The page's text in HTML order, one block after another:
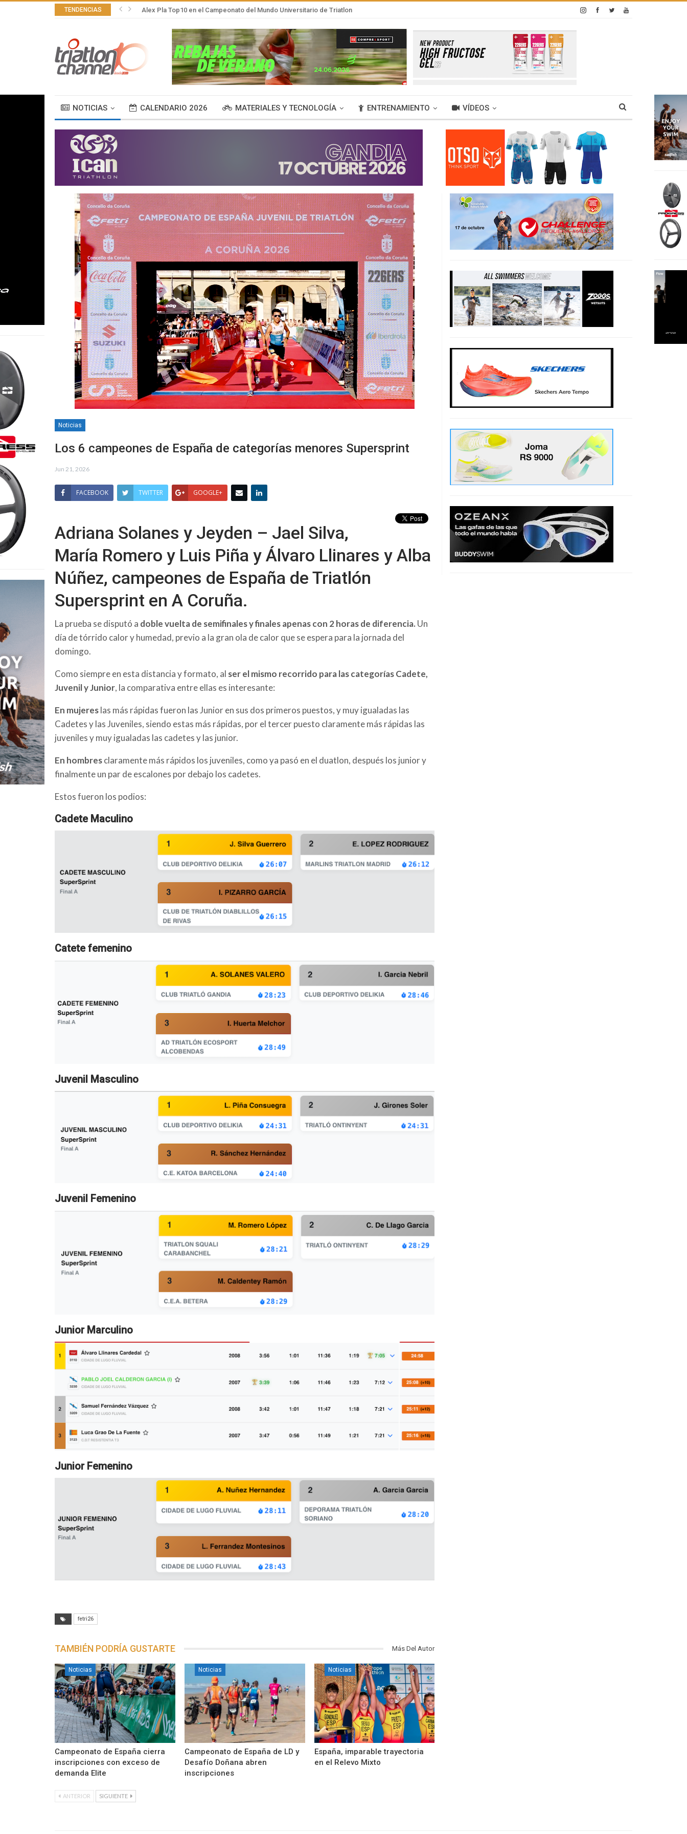
TENDENCIAS Alex Pla Top10 en el Campeonato del Mundo Universitario de Triatlon
NOTICIAS CALENDARIO 2026 MATERIALES Y TECNOLOGÍA ENTRENAMIENTO VÍDEOS
Noticias
Los 6 campeones de España de categorías menores Supersprint
Jun 21, 2026
FACEBOOK TWITTER GOOGLE+
Adriana Solanes y Jeyden – Jael Silva,
María Romero y Luis Piña y Álvaro Llinares y Alba
Núñez, campeones de España de Triatlón
Supersprint en A Coruña.
La prueba se disputó a doble vuelta de semifinales y finales apenas con 2 horas de diferencia. Un
día de tórrido calor y humedad, previo a la gran ola de calor que se espera para la jornada del
domingo.
Como siempre en esta distancia y formato, al ser el mismo recorrido para las categorías Cadete,
Juvenil y Junior, la comparativa entre ellas es interesante:
En mujereslas más rápidas fueron las Junior en sus dos primeros puestos, y muy igualadas las
Cadetes y las Juveniles, siendo estas más rápidas, por el tercer puesto claramente más rápidas las
juveniles y muy igualadas las cadetes y las junior.
En hombresclaramente más rápidos los juveniles, como ya pasó en el duatlon, después los junior y
finalmente un par de escalones por debajo los cadetes.
Estos fueron los podios:
Cadete Maculino
Catete femenino
Juvenil Masculino
Juvenil Femenino
Junior Marculino
Junior Femenino
fetri26
TAMBIÉN PODRÍA GUSTARTE Más Del Autor
Noticias
Campeonato de España cierra
inscripciones con exceso de
demanda Elite
Noticias
Campeonato de España de LD y
Desafío Doñana abren
inscripciones
Noticias
España, imparable trayectoria
en el Relevo Mixto
ANTERIOR SIGUIENTE